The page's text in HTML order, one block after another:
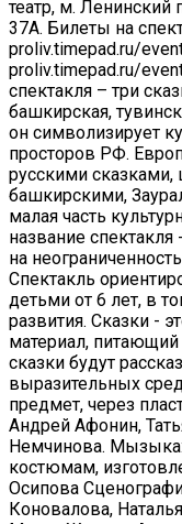
театр, м. Ленинский
37А. Билеты на
proliv.timepad.ru/
proliv.timepad.ru/
спектакля – три
башкирская,
он символизирует
просторов РФ.
русскими сказками,
башкирскими,
малая часть
название
на
Спектакль
детьми от 6 лет, в
развития. Сказки -
материал, питающий
сказки будут
выразительных
предмет, через
Андрей Афонин,
Немчинова.
костюмам,
Осипова
Коновалова,